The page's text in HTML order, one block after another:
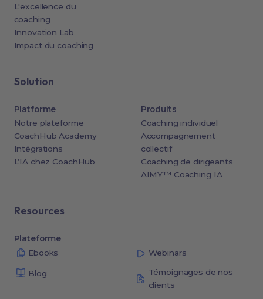
L'excellence du
coaching
Innovation Lab
Impact du coaching
Solution
Platforme
Notre plateforme
CoachHub Academy
Intégrations
L’IA chez CoachHub
Produits
Coaching individuel
Accompagnement
collectif
Coaching de dirigeants
AIMY™ Coaching IA
Resources
Plateforme
Ebooks
Webinars
Blog
Témoignages de nos
clients